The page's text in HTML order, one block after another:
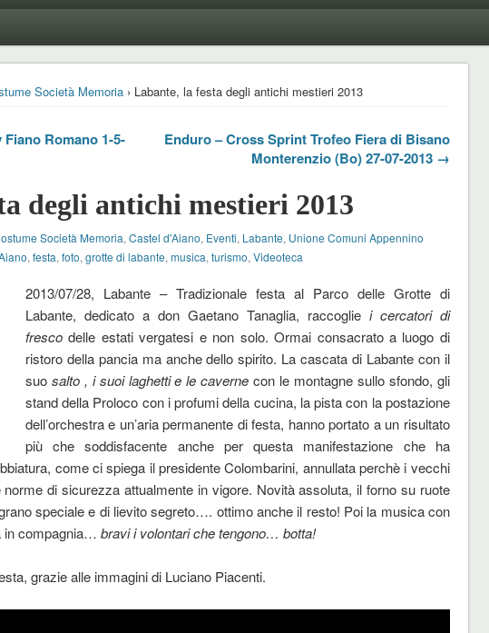
Società Memoria› Labante, la festa degli antichi mestieri 2013
Romano 1-5-
Enduro – Cross Sprint Trofeo Fiera di Bisano
Monterenzio (Bo) 27-07-2013 →
degli antichi mestieri 2013
Società Memoria, Castel d'Aiano, Eventi, Labante, Unione Comuni Appennino
, festa, foto, grotte di labante, musica, turismo, Videoteca
2013/07/28, Labante – Tradizionale festa al Parco delle Grotte di
Labante, dedicato a don Gaetano Tanaglia, raccoglie i cercatori di
frescodelle estati vergatesi e non solo. Ormai consacrato a luogo di
ristoro della pancia ma anche dello spirito. La cascata di Labante con il
suo salto , i suoi laghetti e le cavernecon le montagne sullo sfondo, gli
stand della Proloco con i profumi della cucina, la pista con la postazione
dell’orchestra e un’aria permanente di festa, hanno portato a un risultato
più che soddisfacente anche per questa manifestazione che ha
come ci spiega il presidente Colombarini, annullata perchè i vecchi
di sicurezza attualmente in vigore. Novità assoluta, il forno su ruote
speciale e di lievito segreto…. ottimo anche il resto! Poi la musica con
in compagnia… bravi i volontari che tengono… botta!
grazie alle immagini di Luciano Piacenti.